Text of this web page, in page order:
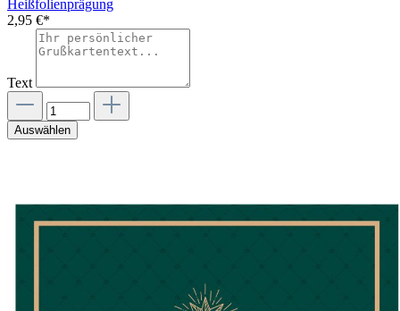
Heißfolienprägung
2,95 €*
Text
Auswählen